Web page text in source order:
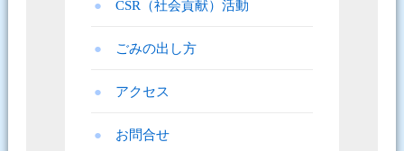
CSR（社会貢献）活動
ごみの出し方
アクセス
お問合せ